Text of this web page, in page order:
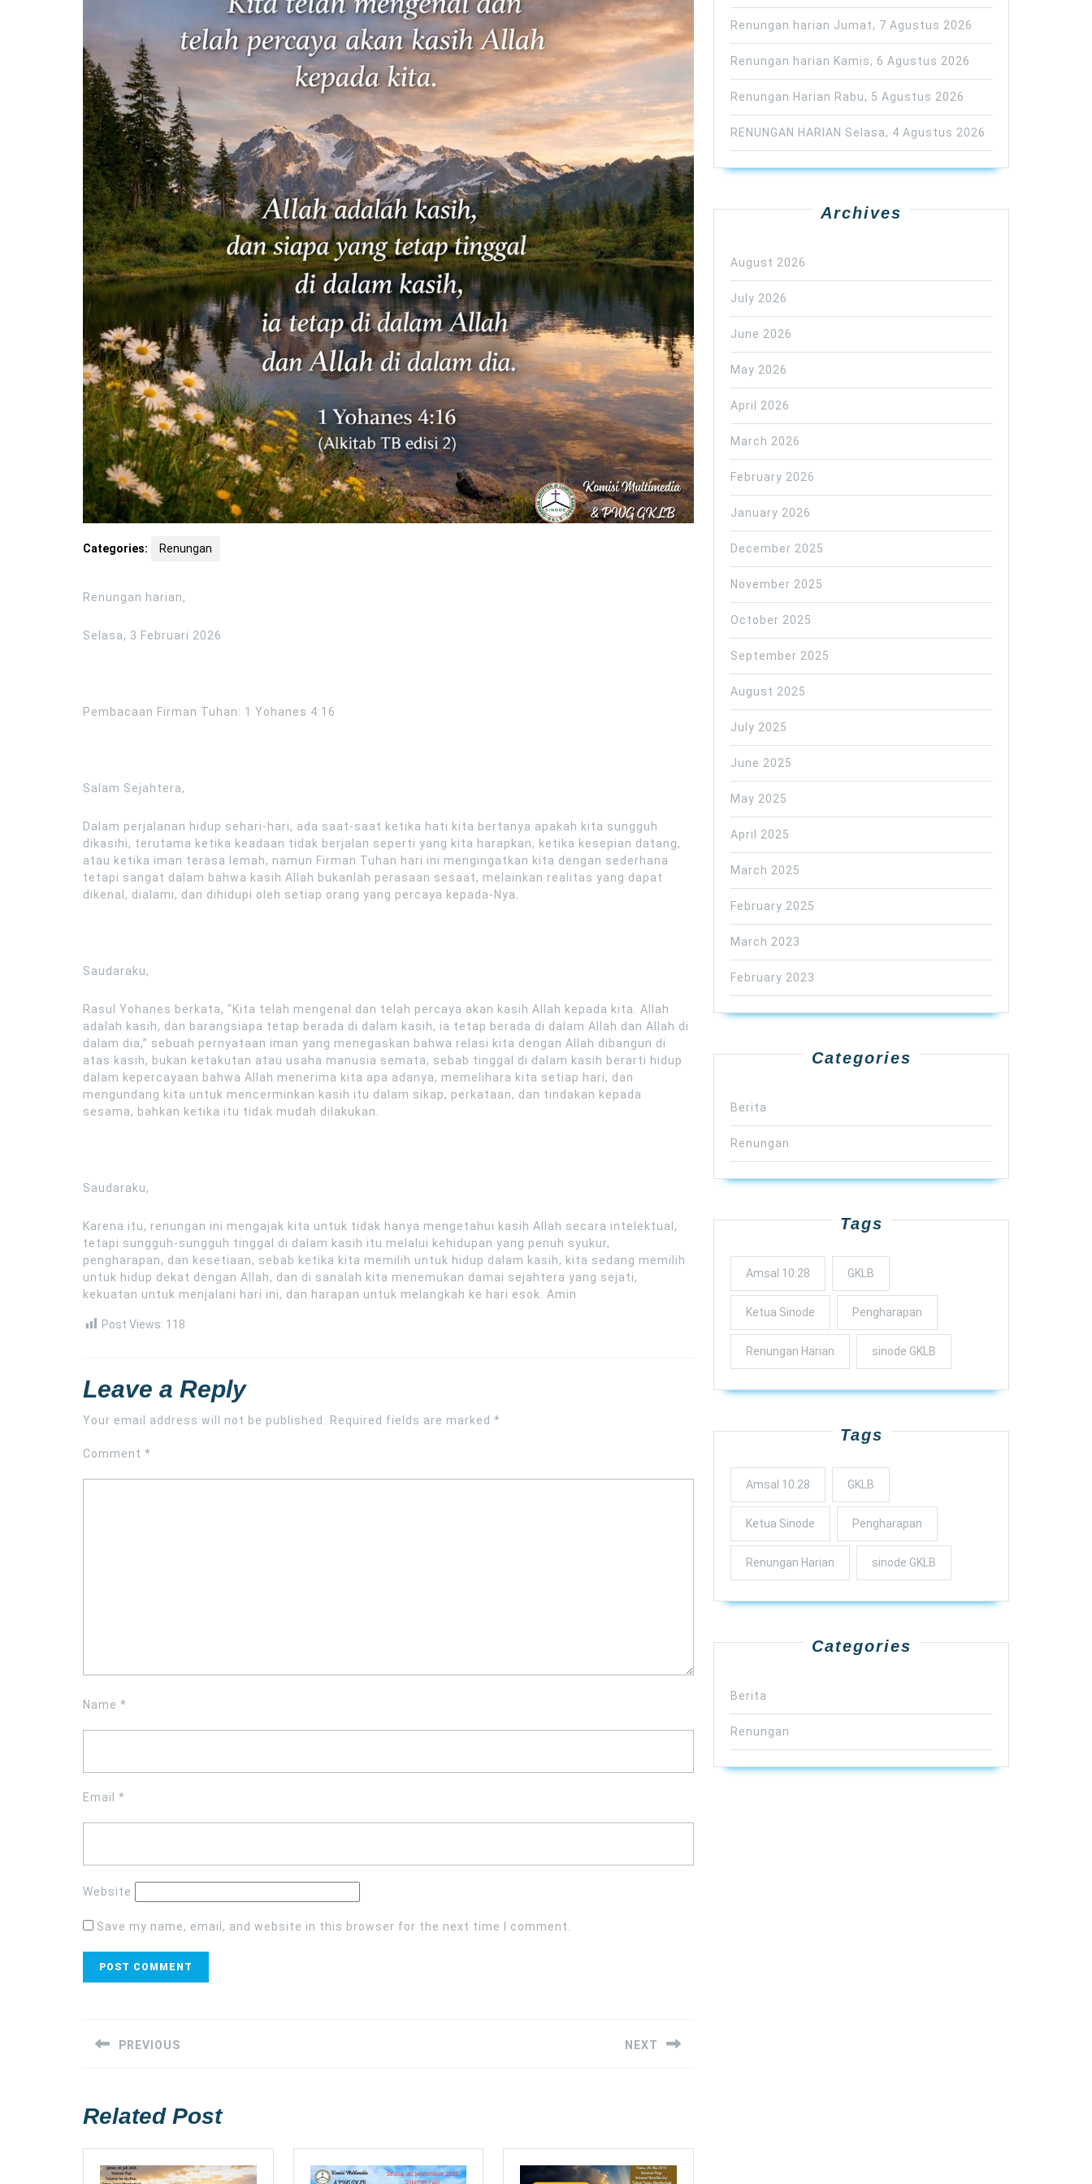
Categories: Renungan
Renungan harian,
Selasa, 3 Februari 2026
Pembacaan Firman Tuhan: 1 Yohanes 4:16
Salam Sejahtera,
Dalam perjalanan hidup sehari-hari, ada saat-saat ketika hati kita bertanya apakah kita sungguh
dikasihi, terutama ketika keadaan tidak berjalan seperti yang kita harapkan, ketika kesepian datang,
atau ketika iman terasa lemah, namun Firman Tuhan hari ini mengingatkan kita dengan sederhana
tetapi sangat dalam bahwa kasih Allah bukanlah perasaan sesaat, melainkan realitas yang dapat
dikenal, dialami, dan dihidupi oleh setiap orang yang percaya kepada-Nya.
Saudaraku,
Rasul Yohanes berkata, “Kita telah mengenal dan telah percaya akan kasih Allah kepada kita. Allah
adalah kasih, dan barangsiapa tetap berada di dalam kasih, ia tetap berada di dalam Allah dan Allah di
dalam dia,” sebuah pernyataan iman yang menegaskan bahwa relasi kita dengan Allah dibangun di
atas kasih, bukan ketakutan atau usaha manusia semata, sebab tinggal di dalam kasih berarti hidup
dalam kepercayaan bahwa Allah menerima kita apa adanya, memelihara kita setiap hari, dan
mengundang kita untuk mencerminkan kasih itu dalam sikap, perkataan, dan tindakan kepada
sesama, bahkan ketika itu tidak mudah dilakukan.
Saudaraku,
Karena itu, renungan ini mengajak kita untuk tidak hanya mengetahui kasih Allah secara intelektual,
tetapi sungguh-sungguh tinggal di dalam kasih itu melalui kehidupan yang penuh syukur,
pengharapan, dan kesetiaan, sebab ketika kita memilih untuk hidup dalam kasih, kita sedang memilih
untuk hidup dekat dengan Allah, dan di sanalah kita menemukan damai sejahtera yang sejati,
kekuatan untuk menjalani hari ini, dan harapan untuk melangkah ke hari esok. Amin
Post Views: 118
Leave a Reply
Your email address will not be published. Required fields are marked *
Comment *
Name *
Email *
Website
Save my name, email, and website in this browser for the next time I comment.
navigation
PREVIOUS NEXT
Related Post
Renungan harian Jumat, 7 Agustus 2026
Renungan harian Kamis, 6 Agustus 2026
Renungan Harian Rabu, 5 Agustus 2026
RENUNGAN HARIAN Selasa, 4 Agustus 2026
Archives
August 2026
July 2026
June 2026
May 2026
April 2026
March 2026
February 2026
January 2026
December 2025
November 2025
October 2025
September 2025
August 2025
July 2025
June 2025
May 2025
April 2025
March 2025
February 2025
March 2023
February 2023
Categories
Berita
Renungan
Tags
Amsal 10:28 GKLB
Ketua Sinode Pengharapan
Renungan Harian sinode GKLB
Tags
Amsal 10:28 GKLB
Ketua Sinode Pengharapan
Renungan Harian sinode GKLB
Categories
Berita
Renungan